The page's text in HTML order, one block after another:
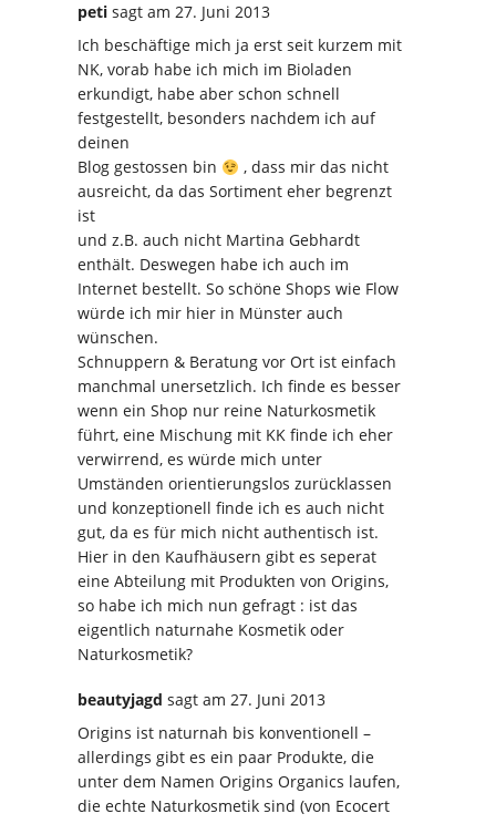
peti sagt am 27. Juni 2013
Ich beschäftige mich ja erst seit kurzem mit
NK, vorab habe ich mich im Bioladen
erkundigt, habe aber schon schnell
festgestellt, besonders nachdem ich auf
deinen
Blog gestossen bin
, dass mir das nicht
ausreicht, da das Sortiment eher begrenzt
ist
und z.B. auch nicht Martina Gebhardt
enthält. Deswegen habe ich auch im
Internet bestellt. So schöne Shops wie Flow
würde ich mir hier in Münster auch
wünschen.
Schnuppern & Beratung vor Ort ist einfach
manchmal unersetzlich. Ich finde es besser
wenn ein Shop nur reine Naturkosmetik
führt, eine Mischung mit KK finde ich eher
verwirrend, es würde mich unter
Umständen orientierungslos zurücklassen
und konzeptionell finde ich es auch nicht
gut, da es für mich nicht authentisch ist.
Hier in den Kaufhäusern gibt es seperat
eine Abteilung mit Produkten von Origins,
so habe ich mich nun gefragt : ist das
eigentlich naturnahe Kosmetik oder
Naturkosmetik?
beautyjagd sagt am 27. Juni 2013
Origins ist naturnah bis konventionell –
allerdings gibt es ein paar Produkte, die
unter dem Namen Origins Organics laufen,
die echte Naturkosmetik sind (von Ecocert